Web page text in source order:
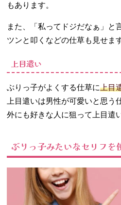
もあります。
また、「私ってドジだなぁ」と
ツンと叩くなどの仕草も見せます
上目遣い
ぶりっ子がよくする仕草に上目
上目遣いは男性が可愛いと思う
外にも好きな人に狙って上目遣
ぶりっ子みたいなセリフを